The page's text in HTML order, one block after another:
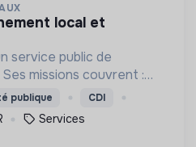
service public de
missions couvrent :
la culture, la sécurité,
transition numérique etc.
publique CDI
Services